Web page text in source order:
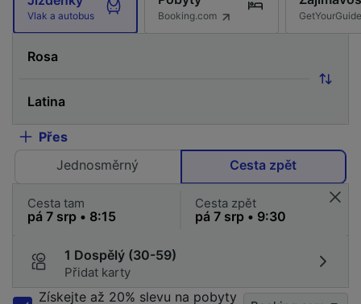
Vlak a autobus Booking.com GetYourGuide
Přes
Jednosměrný
Cesta zpět
Cesta tam Cesta zpět
1 Dospělý (30-59)
Přidat karty
Získejte až 20% slevu na pobyty